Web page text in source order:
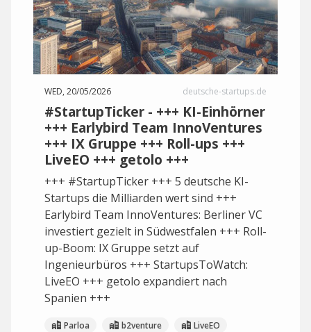
WED, 20/05/2026 deutsche-startups.de
#StartupTicker - +++ KI-Einhörner
+++ Earlybird Team InnoVentures
+++ IX Gruppe +++ Roll-ups +++
LiveEO +++ getolo +++
+++ #StartupTicker +++ 5 deutsche KI-
Startups die Milliarden wert sind +++
Earlybird Team InnoVentures: Berliner VC
investiert gezielt in Südwestfalen +++ Roll-
up-Boom: IX Gruppe setzt auf
Ingenieurbüros +++ StartupsToWatch:
LiveEO +++ getolo expandiert nach
Spanien +++
Parloa b2venture
LiveEO